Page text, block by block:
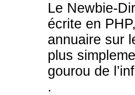
Le Newbie-
écrite en
annuaire sur
plus
gourou de
.